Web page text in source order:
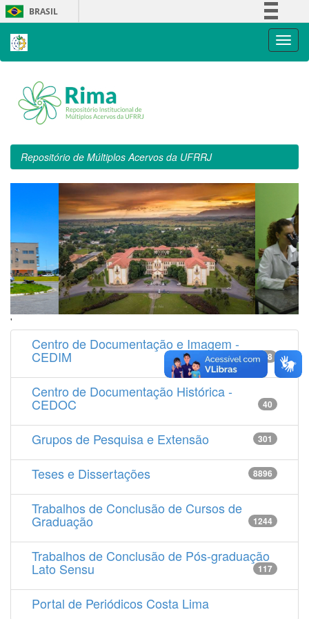
Skip
navigation
BRASIL
Repositório de Múltiplos Acervos da UFRRJ
'
Centro de Documentação e Imagem -
CEDIM 14538
Centro de Documentação Histórica -
CEDOC 40
Grupos de Pesquisa e Extensão 301
Teses e Dissertações 8896
Trabalhos de Conclusão de Cursos de
Graduação 1244
Trabalhos de Conclusão de Pós-graduação
Lato Sensu 117
Portal de Periódicos Costa Lima